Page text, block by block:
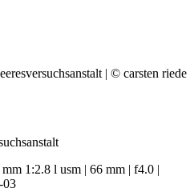
1:2.8 l usm | 66 mm | f4.0 |
03